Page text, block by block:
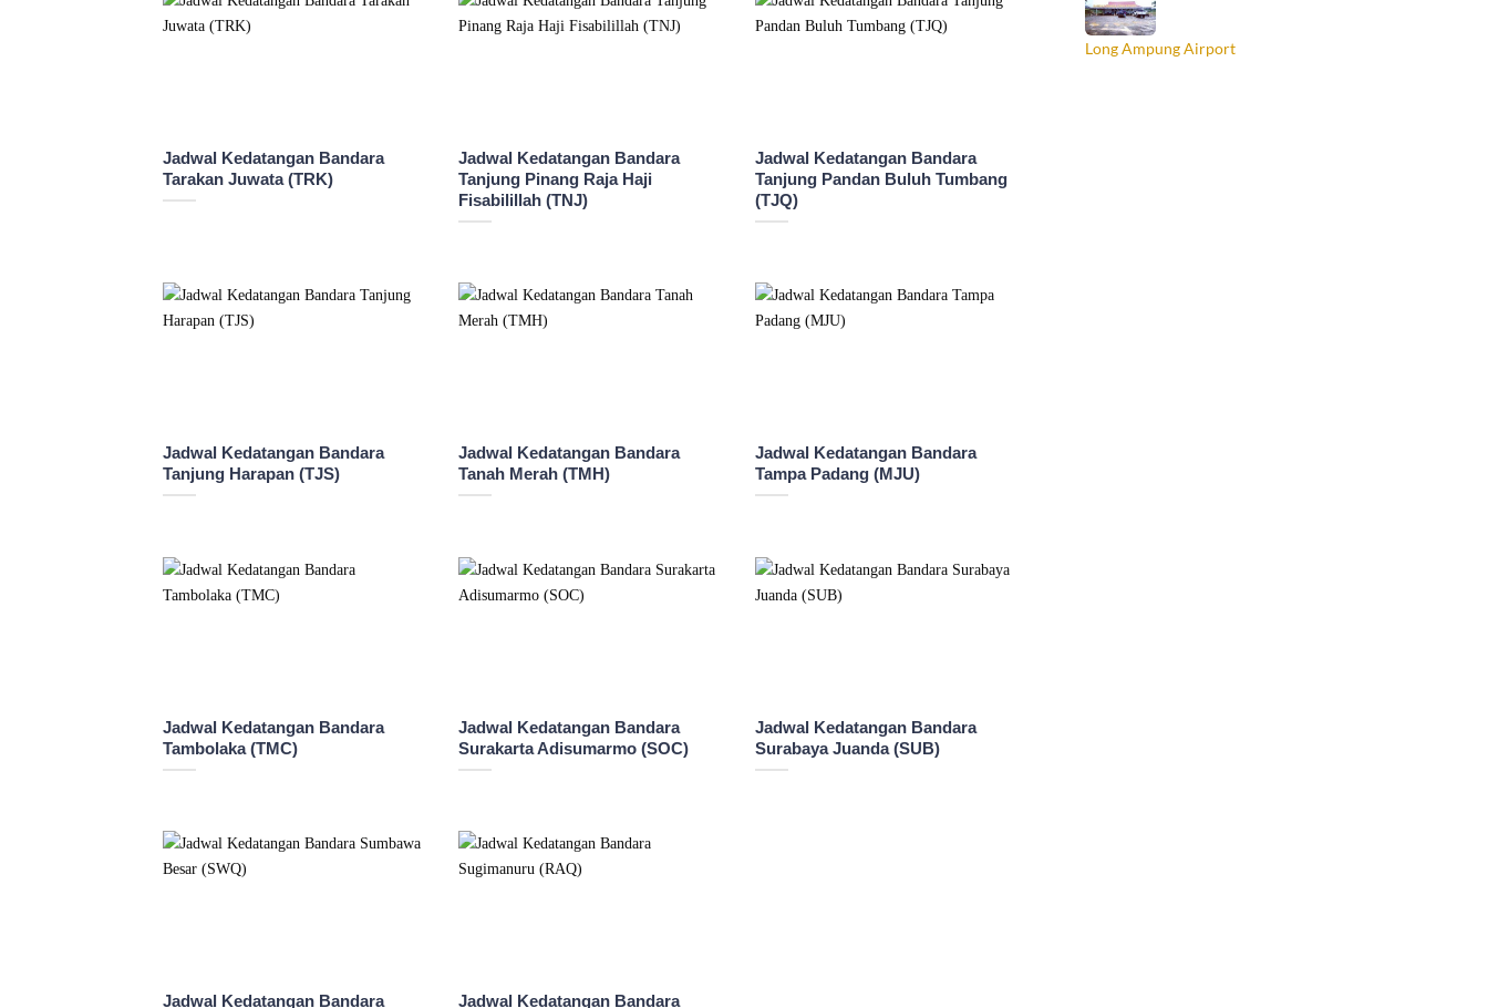
Jadwal Kedatangan Bandara
Tarakan Juwata (TRK)
Jadwal Kedatangan Bandara
Tanjung Pinang Raja Haji
Fisabilillah (TNJ)
Jadwal Kedatangan Bandara
Tanjung Pandan Buluh Tumbang
(TJQ)
Jadwal Kedatangan Bandara
Tanjung Harapan (TJS)
Jadwal Kedatangan Bandara
Tanah Merah (TMH)
Jadwal Kedatangan Bandara
Tampa Padang (MJU)
Jadwal Kedatangan Bandara
Tambolaka (TMC)
Jadwal Kedatangan Bandara
Surakarta Adisumarmo (SOC)
Jadwal Kedatangan Bandara
Surabaya Juanda (SUB)
Jadwal Kedatangan Bandara Jadwal Kedatangan Bandara
Long Ampung Airport